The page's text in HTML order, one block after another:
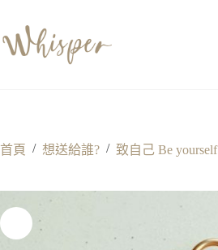
主
首頁 / 想送給誰? / 致自己 Be yourself